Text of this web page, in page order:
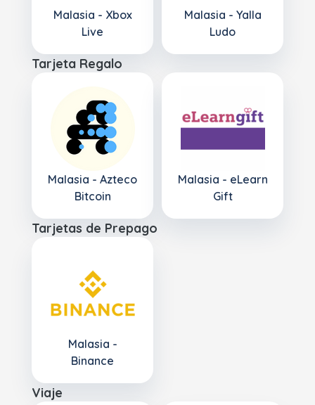
Malasia - Xbox
Live
Malasia - Yalla
Ludo
Tarjeta Regalo
Malasia - Azteco
Bitcoin
Malasia - eLearn
Gift
Tarjetas de Prepago
Malasia -
Binance
Viaje